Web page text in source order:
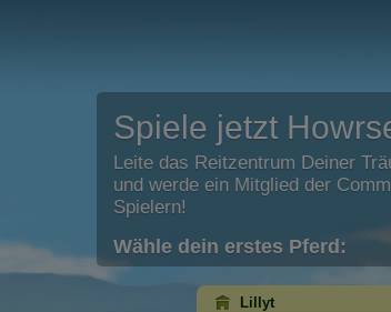
Spiele jetzt
Leite das Reitzentrum Deiner
und werde ein Mitglied der
Spielern!
Wähle dein erstes Pferd:
Lillyt